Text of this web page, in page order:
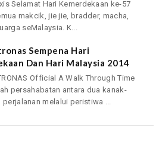
Selamat Hari Kemerdekaan ke-57
makcik, jie jie, bradder, macha,
seMalaysia. K...
Sempena Hari
Dan Hari Malaysia 2014
Official A Walk Through Time
persahabatan antara dua kanak-
melalui peristiwa ...